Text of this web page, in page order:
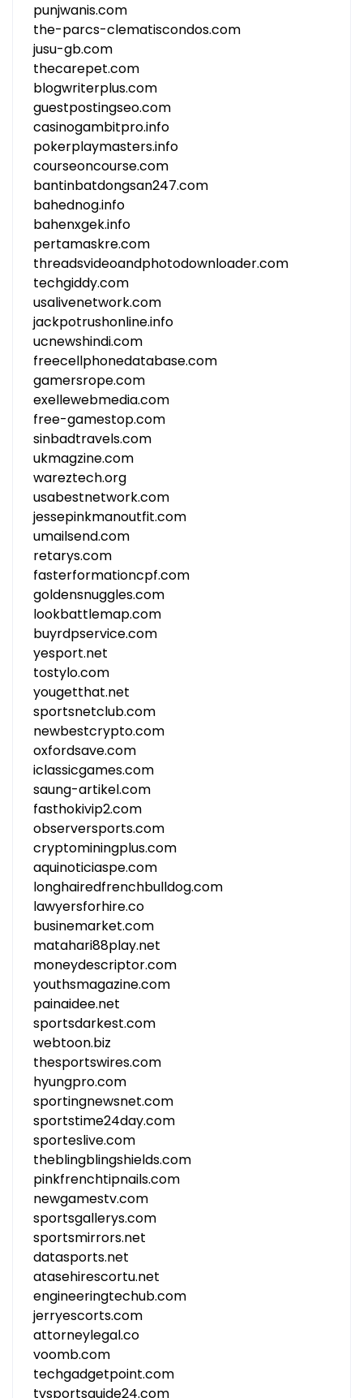
punjwanis.com
the-parcs-clematiscondos.com
jusu-gb.com
thecarepet.com
blogwriterplus.com
guestpostingseo.com
casinogambitpro.info
pokerplaymasters.info
courseoncourse.com
bantinbatdongsan247.com
bahednog.info
bahenxgek.info
pertamaskre.com
threadsvideoandphotodownloader.com
techgiddy.com
usalivenetwork.com
jackpotrushonline.info
ucnewshindi.com
freecellphonedatabase.com
gamersrope.com
exellewebmedia.com
free-gamestop.com
sinbadtravels.com
ukmagzine.com
wareztech.org
usabestnetwork.com
jessepinkmanoutfit.com
umailsend.com
retarys.com
fasterformationcpf.com
goldensnuggles.com
lookbattlemap.com
buyrdpservice.com
yesport.net
tostylo.com
yougetthat.net
sportsnetclub.com
newbestcrypto.com
oxfordsave.com
iclassicgames.com
saung-artikel.com
fasthokivip2.com
observersports.com
cryptominingplus.com
aquinoticiaspe.com
longhairedfrenchbulldog.com
lawyersforhire.co
businemarket.com
matahari88play.net
moneydescriptor.com
youthsmagazine.com
painaidee.net
sportsdarkest.com
webtoon.biz
thesportswires.com
hyungpro.com
sportingnewsnet.com
sportstime24day.com
sporteslive.com
theblingblingshields.com
pinkfrenchtipnails.com
newgamestv.com
sportsgallerys.com
sportsmirrors.net
datasports.net
atasehirescortu.net
engineeringtechub.com
jerryescorts.com
attorneylegal.co
voomb.com
techgadgetpoint.com
tvsportsguide24.com